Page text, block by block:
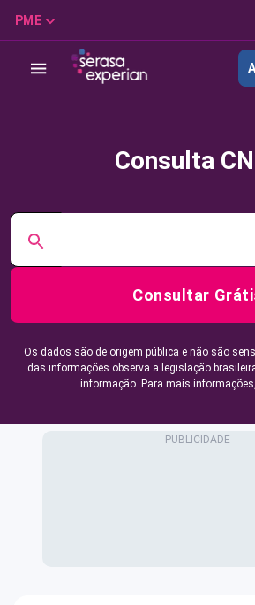
PME
Consulta
Consultar
Os dados são de origem pública e não são
das informações observa a legislação
informação. Para mais informações,